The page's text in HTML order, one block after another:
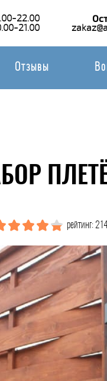
22.00
21.00
Отзывы
рейтинг: